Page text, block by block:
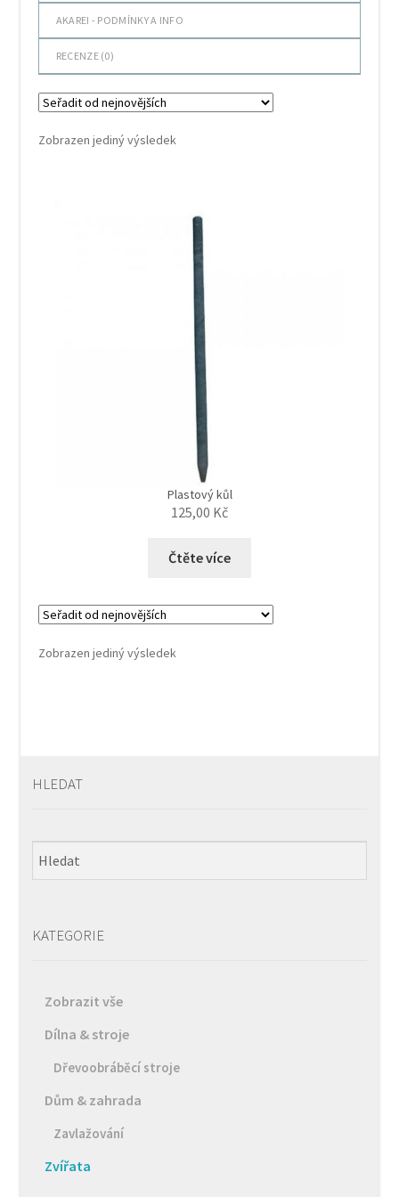
AKAREI - PODMÍNKY A INFO
RECENZE (0)
Zobrazen jediný výsledek
Plastový kůl
125,00 Kč
Čtěte více
Zobrazen jediný výsledek
HLEDAT
KATEGORIE
Zobrazit vše
Dílna & stroje
Dřevoobráběcí stroje
Dům & zahrada
Zavlažování
Zvířata